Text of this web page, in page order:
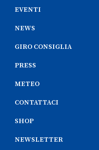
EVENTI
NEWS
GIRO CONSIGLIA
PRESS
METEO
CONTATTACI
SHOP
NEWSLETTER